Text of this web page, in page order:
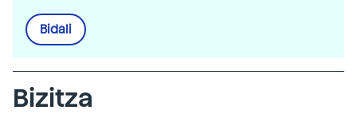
Bidali
Bizitza